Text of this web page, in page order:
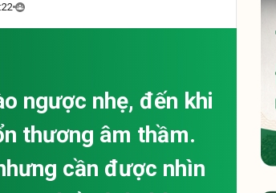
ngược nhẹ, đến khi
thương âm thầm.
cần được nhìn